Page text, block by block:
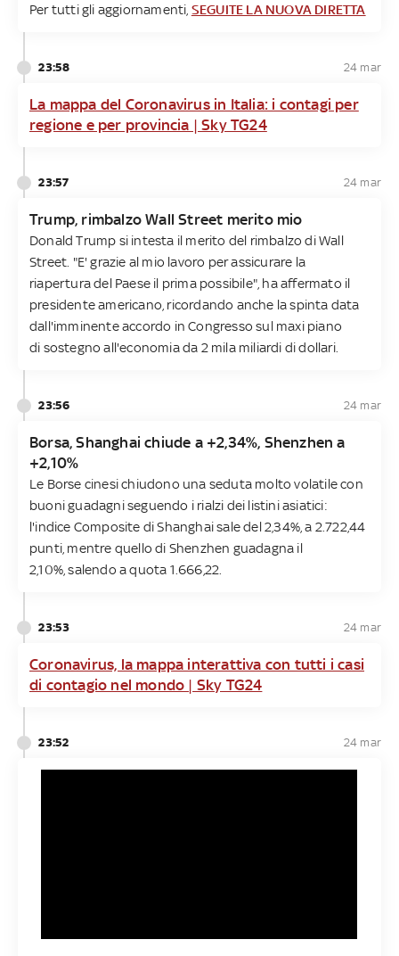
Per tutti gli aggiornamenti, SEGUITE LA NUOVA DIRETTA
23:58 24 mar
La mappa del Coronavirus in Italia: i contagi per
regione e per provincia | Sky TG24
23:57 24 mar
Trump, rimbalzo Wall Street merito mio
Donald Trump si intesta il merito del rimbalzo di Wall
Street. "E' grazie al mio lavoro per assicurare la
riapertura del Paese il prima possibile", ha affermato il
presidente americano, ricordando anche la spinta data
dall'imminente accordo in Congresso sul maxi piano
di sostegno all'economia da 2 mila miliardi di dollari.
23:56 24 mar
Borsa, Shanghai chiude a +2,34%, Shenzhen a
+2,10%
Le Borse cinesi chiudono una seduta molto volatile con
buoni guadagni seguendo i rialzi dei listini asiatici:
l'indice Composite di Shanghai sale del 2,34%, a 2.722,44
punti, mentre quello di Shenzhen guadagna il
2,10%, salendo a quota 1.666,22.
23:53 24 mar
Coronavirus, la mappa interattiva con tutti i casi
di contagio nel mondo | Sky TG24
23:52 24 mar